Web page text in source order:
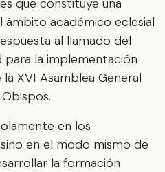
académico eclesial
al llamado del
para la implementación
XVI Asamblea General
en los
en el modo mismo de
la formación